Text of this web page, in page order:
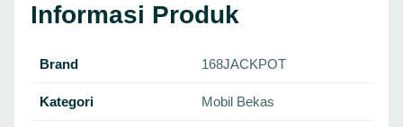
Informasi Produk
Brand 168JACKPOT
Kategori Mobil Bekas